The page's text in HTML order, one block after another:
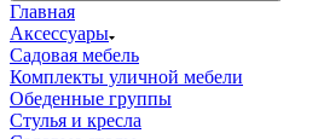
Главная
Аксессуары
Cадовая мебель
Комплекты уличной мебели
Обеденные группы
Стулья и кресла